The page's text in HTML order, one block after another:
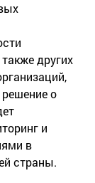
других
о
и
в
страны.